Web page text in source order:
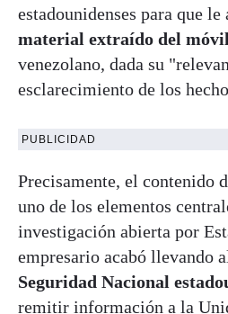
estadounidenses para que
material extraído del móvil
venezolano, dada su
esclarecimiento de los
PUBLICIDAD
Precisamente, el contenido
uno de los elementos
investigación abierta por
empresario acabó llevando
Seguridad Nacional
remitir información a la